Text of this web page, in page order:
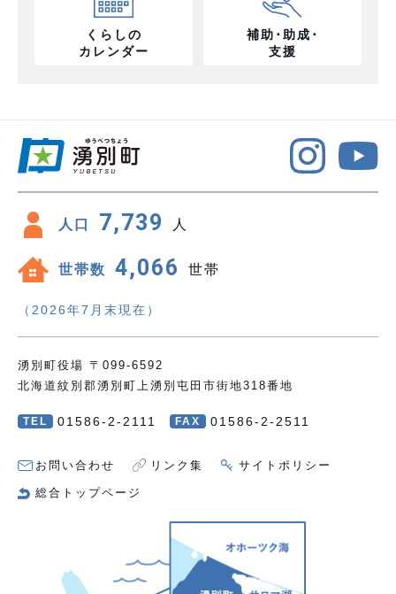
くらしの
カレンダー
補助･助成･
支援
人口 7,739 人
世帯数 4,066 世帯
（2026年7月末現在）
湧別町役場 〒099-6592
北海道紋別郡湧別町上湧別屯田市街地318番地
TEL 01586-2-2111 FAX 01586-2-2511
お問い合わせ リンク集 サイトポリシー
総合トップページ